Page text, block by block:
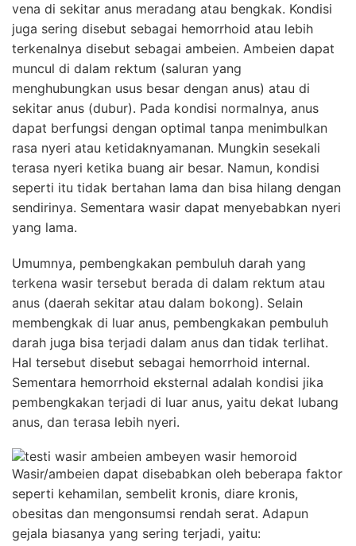
vena di sekitar anus meradang atau bengkak. Kondisi
juga sering disebut sebagai hemorrhoid atau lebih
terkenalnya disebut sebagai ambeien. Ambeien dapat
muncul di dalam rektum (saluran yang
menghubungkan usus besar dengan anus) atau di
sekitar anus (dubur). Pada kondisi normalnya, anus
dapat berfungsi dengan optimal tanpa menimbulkan
rasa nyeri atau ketidaknyamanan. Mungkin sesekali
terasa nyeri ketika buang air besar. Namun, kondisi
seperti itu tidak bertahan lama dan bisa hilang dengan
sendirinya. Sementara wasir dapat menyebabkan nyeri
yang lama.
Umumnya, pembengkakan pembuluh darah yang
terkena wasir tersebut berada di dalam rektum atau
anus (daerah sekitar atau dalam bokong). Selain
membengkak di luar anus, pembengkakan pembuluh
darah juga bisa terjadi dalam anus dan tidak terlihat.
Hal tersebut disebut sebagai hemorrhoid internal.
Sementara hemorrhoid eksternal adalah kondisi jika
pembengkakan terjadi di luar anus, yaitu dekat lubang
anus, dan terasa lebih nyeri.
Wasir/ambeien dapat disebabkan oleh beberapa faktor
seperti kehamilan, sembelit kronis, diare kronis,
obesitas dan mengonsumsi rendah serat. Adapun
gejala biasanya yang sering terjadi, yaitu: